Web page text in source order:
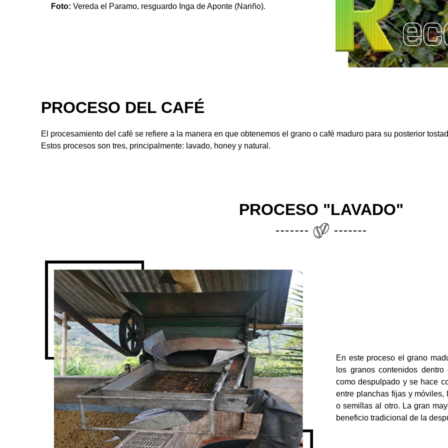
Foto: Vereda el Paramo, resguardo Inga de Aponte (Nariño).
PROCESO DEL CAFÉ
El procesamiento del café se refiere a la manera en que obtenemos el grano o café maduro para su posterior
Estos procesos son tres, principalmente: lavado, honey y natural.
PROCESO "LAVADO"
En este proceso el grano
los granos contenidos
como despulpado y se hace
entre planchas fijas y
o semillas al otro. La gran
beneficio tradicional de la